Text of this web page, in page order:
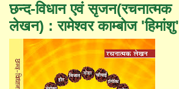
छन्द-विधान एवं सृजन(रचनात्मक
लेखन) : रामेश्वर काम्बोज 'हिमांशु'